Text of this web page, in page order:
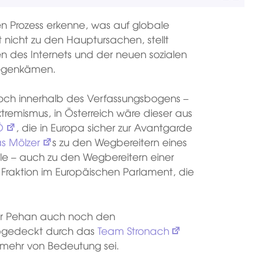
Prozess erkenne, was auf globale
zu den Hauptursachen, stellt
des Internets und der neuen sozialen
innerhalb des Verfassungsbogens –
in Österreich wäre dieser aus
, die in Europa sicher zur Avantgarde
Mölzer
s zu den Wegbereitern eines
– auch zu den Wegbereitern einer
im Europäischen Parlament, die
Pehan auch noch den
durch das Team Stronach
von Bedeutung sei.